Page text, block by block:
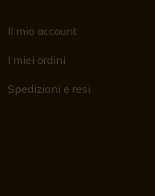
Il mio account
I miei ordini
Spedizioni e resi